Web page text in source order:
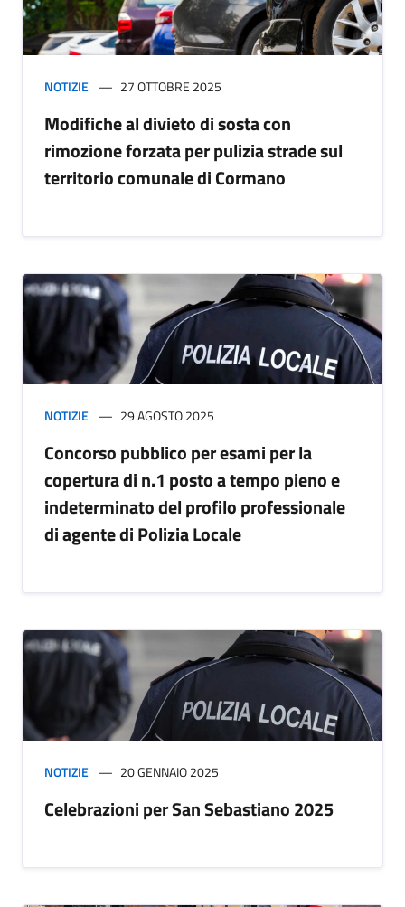
NOTIZIE 27 OTTOBRE 2025
Modifiche al divieto di sosta con
rimozione forzata per pulizia strade sul
territorio comunale di Cormano
NOTIZIE 29 AGOSTO 2025
Concorso pubblico per esami per la
copertura di n.1 posto a tempo pieno e
indeterminato del profilo professionale
di agente di Polizia Locale
NOTIZIE 20 GENNAIO 2025
Celebrazioni per San Sebastiano 2025